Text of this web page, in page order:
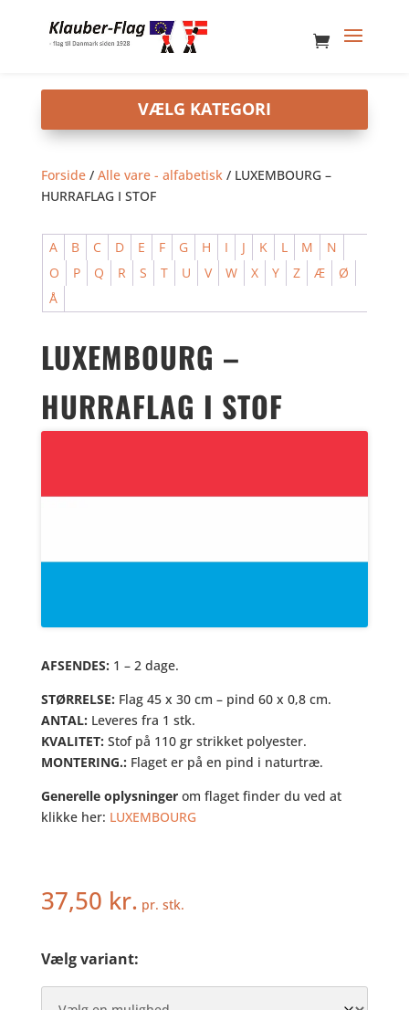
Forside/ Alle vare - alfabetisk/ LUXEMBOURG –
HURRAFLAG I STOF
A B C D E F G H I J K L M
N
O
P Q R S T U V W X Y Z Æ
Ø
Å
LUXEMBOURG –
HURRAFLAG I STOF
AFSENDES: 1 – 2 dage.
STØRRELSE: Flag 45 x 30 cm – pind 60 x 0,8 cm.
ANTAL: Leveres fra 1 stk.
KVALITET: Stof på 110 gr strikket polyester.
MONTERING.: Flaget er på en pind i naturtræ.
Generelle oplysningerom flaget finder du ved at
klikke her: LUXEMBOURG
37,50 kr. pr. stk.
Vælg variant: